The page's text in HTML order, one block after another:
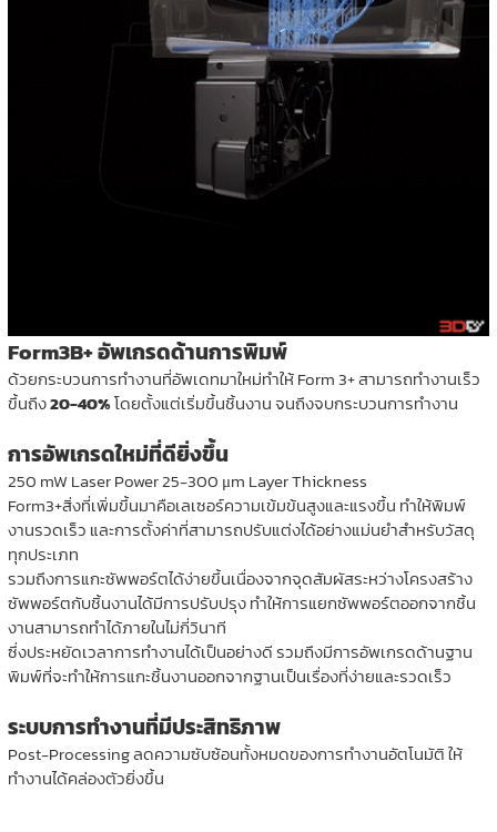
Form3B+ อัพเกรดด้านการพิมพ์
ด้วยกระบวนการทำงานที่อัพเดทมาใหม่ทำให้ Form 3+ สามารถทำงานเร็ว
ขึ้นถึง20-40%โดยตั้งแต่เริ่มขึ้นชิ้นงาน จนถึงจบกระบวนการทำงาน
การอัพเกรดใหม่ที่ดียิ่งขึ้น
250 mW Laser Power 25-300 μm Layer Thickness
Form3+สิ่งที่เพิ่มขึ้นมาคือเลเซอร์ความเข้มข้นสูงและแรงขึ้น ทำให้พิมพ์
งานรวดเร็ว และการตั้งค่าที่สามารถปรับแต่งได้อย่างแม่นยำสำหรับวัสดุ
ทุกประเภท
รวมถึงการแกะซัพพอร์ตได้ง่ายขึ้นเนื่องจากจุดสัมผัสระหว่างโครงสร้าง
ซัพพอร์ตกับชิ้นงานได้มีการปรับปรุง ทำให้การแยกซัพพอร์ตออกจากชิ้น
งานสามารถทำได้ภายในไม่กี่วินาที
ซึ่งประหยัดเวลาการทำงานได้เป็นอย่างดี รวมถึงมีการอัพเกรดด้านฐาน
พิมพ์ที่จะทำให้การแกะชิ้นงานออกจากฐานเป็นเรื่องที่ง่ายและรวดเร็ว
ระบบการทำงานที่มีประสิทธิภาพ
Post-Processing ลดความซับซ้อนทั้งหมดของการทำงานอัตโนมัติ ให้
ทำงานได้คล่องตัวยิ่งขึ้น